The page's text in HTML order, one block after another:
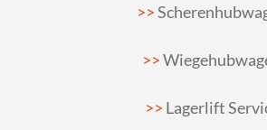
Lagerlift